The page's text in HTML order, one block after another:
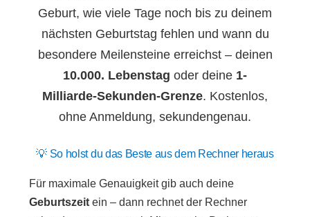
Geburt, wie viele Tage noch bis zu deinem
nächsten Geburtstag fehlen und wann du
besondere Meilensteine erreichst – deinen
10.000. Lebenstag oder deine 1-
Milliarde-Sekunden-Grenze. Kostenlos,
ohne Anmeldung, sekundengenau.
💡 So holst du das Beste aus dem Rechner heraus
Für maximale Genauigkeit gib auch deine
Geburtszeitein – dann rechnet der Rechner